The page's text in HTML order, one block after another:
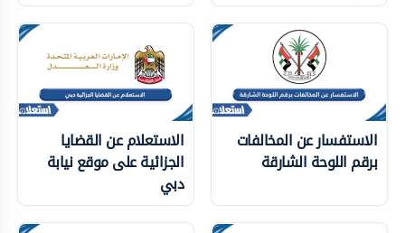
الاستفسار عن المخالفات
برقم اللوحة الشارقة
الاستعلام عن القضايا
الجزائية على موقع نيابة
دبي